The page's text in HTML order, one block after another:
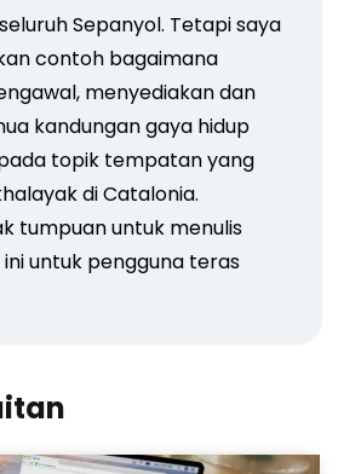
Sepanyol. Tetapi saya
contoh bagaimana
menyediakan dan
kandungan gaya hidup
topik tempatan yang
di Catalonia.
tumpuan untuk menulis
untuk pengguna teras